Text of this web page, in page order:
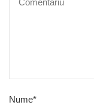
Nume*